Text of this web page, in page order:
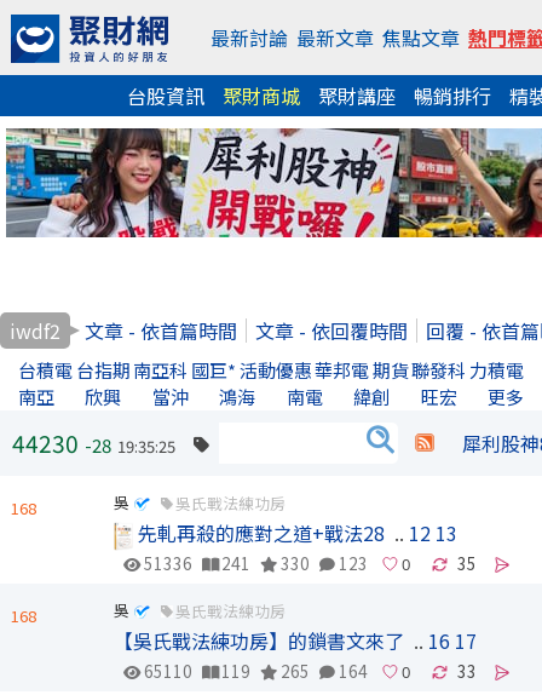
最新討論 最新文章 焦點文章 熱門標
台股資訊
聚財商城 聚財講座 暢銷排行 精
iwdf2 文章 - 依首篇時間 文章 - 依回覆時間 回覆 - 依首
台積電台指期南亞科 國巨*活動優惠華邦電期貨聯發科 力積電
南亞
欣興 當沖 鴻海 南電 緯創 旺宏 更多
44230 -28 19:35:25 犀利股
168 吳 吳氏戰法練功房
先軋再殺的應對之道+戰法28 .. 12 13
51336 241 330 123 35
168 吳 吳氏戰法練功房
【吳氏戰法練功房】的鎖書文來了 .. 16 17
65110 119 265 164 33